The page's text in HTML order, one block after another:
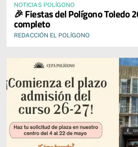
NOTICIAS POLÍGONO
🎉 Fiestas del Polígono Toledo
completo
REDACCIÓN EL POLÍGONO